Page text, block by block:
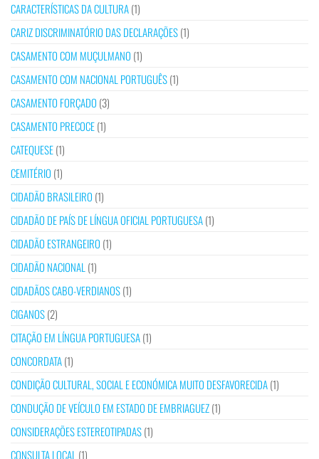
CARACTERÍSTICAS DA CULTURA(1)
CARIZ DISCRIMINATÓRIO DAS DECLARAÇÕES(1)
CASAMENTO COM MUÇULMANO (1)
CASAMENTO COM NACIONAL PORTUGUÊS(1)
CASAMENTO FORÇADO (3)
CASAMENTO PRECOCE(1)
CATEQUESE(1)
CEMITÉRIO (1)
CIDADÃO BRASILEIRO (1)
CIDADÃO DE PAÍS DE LÍNGUA OFICIAL PORTUGUESA(1)
CIDADÃO ESTRANGEIRO (1)
CIDADÃO NACIONAL (1)
CIDADÃOS CABO-VERDIANOS(1)
CIGANOS(2)
CITAÇÃO EM LÍNGUA PORTUGUESA(1)
CONCORDATA(1)
CONDIÇÃO CULTURAL, SOCIAL E ECONÓMICA MUITO DESFAVORECIDA(1)
CONDUÇÃO DE VEÍCULO EM ESTADO DE EMBRIAGUEZ(1)
CONSIDERAÇÕES ESTEREOTIPADAS(1)
CONSULTA LOCAL (1)